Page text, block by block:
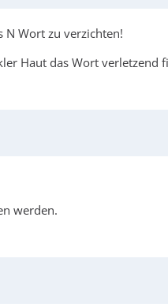
N Wort zu verzichten!
Haut das Wort verletzend
werden.